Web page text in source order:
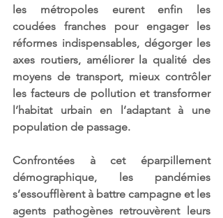
les métropoles eurent enfin les
coudées franches pour engager les
réformes indispensables, dégorger les
axes routiers, améliorer la qualité des
moyens de transport, mieux contrôler
les facteurs de pollution et transformer
l’habitat urbain en l’adaptant à une
population de passage.
Confrontées à cet éparpillement
démographique, les pandémies
s’essoufflèrent à battre campagne et les
agents pathogènes retrouvèrent leurs